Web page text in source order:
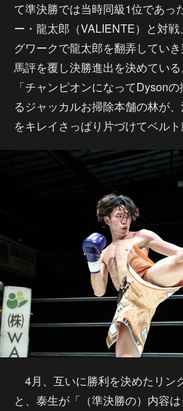
て準決勝では当時同級1位であっ
ー・龍太郎（VALIENTE）と対
グワークで龍太郎を翻弄してい
馬評を覆し決勝進出を決めている
「チャンピオンになってDyson
るジャッカルお掃除本舗の林が
をキレイさっぱり片づけてベルト
4月、互いに勝利を決めたリン
と、泰生が「（準決勝の）内容は